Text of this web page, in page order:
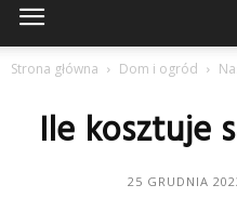
Strona główna Dom i ogród
Ile kosztuje
25 GRUDNIA